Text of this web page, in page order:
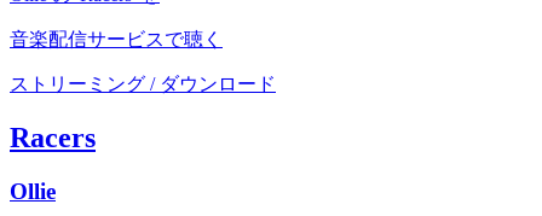
音楽配信サービスで聴く
ストリーミング / ダウンロード
Racers
Ollie